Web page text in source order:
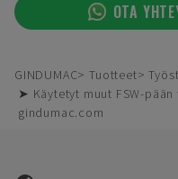
OTA
GINDUMAC Tuotteet
➤ Käytetyt muut FSW-
gindumac.com